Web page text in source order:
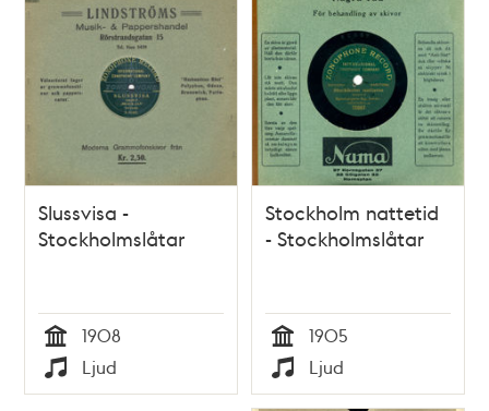
Slussvisa -
Stockholmslåtar
Tid
1908
Typ
Ljud
Stockholm nattetid
- Stockholmslåtar
Tid
1905
Typ
Ljud